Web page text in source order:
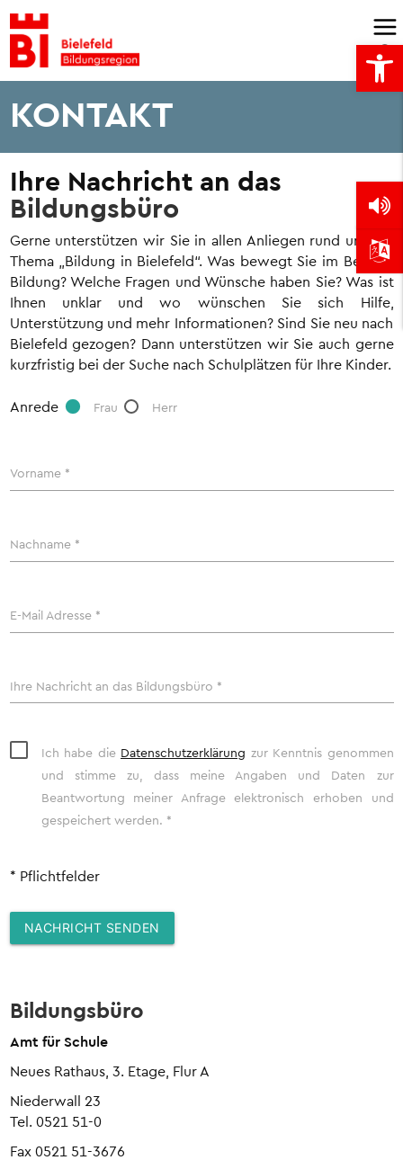
Skip
to
content
KONTAKT
Ihre Nachricht an das
Bildungsbüro
Gerne unterstützen wir Sie in allen Anliegen rund um das
Thema „Bildung in Bielefeld“. Was bewegt Sie im Bereich
Bildung? Welche Fragen und Wünsche haben Sie? Was ist
Ihnen unklar und wo wünschen Sie sich Hilfe,
Unterstützung und mehr Informationen? Sind Sie neu nach
Bielefeld gezogen? Dann unterstützen wir Sie auch gerne
kurzfristig bei der Suche nach Schulplätzen für Ihre Kinder.
Anrede Frau Herr
Vorname *
Nachname *
E-Mail Adresse *
Ihre Nachricht an das Bildungsbüro *
Ich habe die Datenschutzerklärung zur Kenntnis genommen
und stimme zu, dass meine Angaben und Daten zur
Beantwortung meiner Anfrage elektronisch erhoben und
gespeichert werden. *
* Pflichtfelder
NACHRICHT SENDEN
Bildungsbüro
Amt für Schule
Neues Rathaus, 3. Etage, Flur A
Niederwall 23
Tel. 0521 51-0
Fax 0521 51-3676